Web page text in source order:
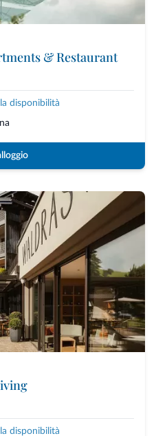
& Restaurant
disponibilità
disponibilità